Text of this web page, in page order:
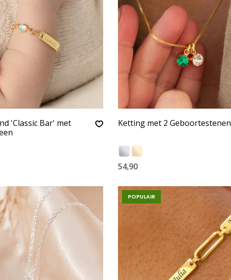
'Classic Bar' met
Ketting met 2 Geboortestenen
54,90
POPULAIR